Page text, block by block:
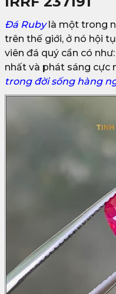
Đá Rubylà một trong
trên thế giới, ở nó hội
viên đá quý cần có
nhất và phát sáng cực
trong đời sống hàng